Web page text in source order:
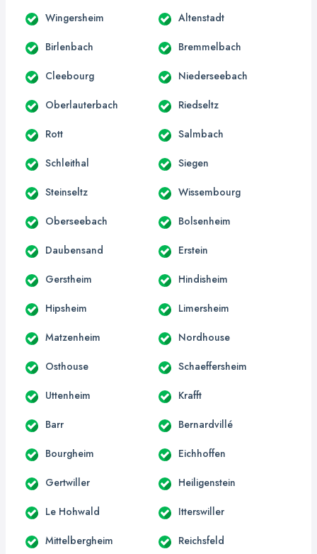
Wingersheim Altenstadt
Birlenbach Bremmelbach
Cleebourg Niederseebach
Oberlauterbach Riedseltz
Rott Salmbach
Schleithal Siegen
Steinseltz Wissembourg
Oberseebach Bolsenheim
Daubensand Erstein
Gerstheim Hindisheim
Hipsheim Limersheim
Matzenheim Nordhouse
Osthouse Schaeffersheim
Uttenheim Krafft
Barr Bernardvillé
Bourgheim Eichhoffen
Gertwiller Heiligenstein
Le Hohwald Itterswiller
Mittelbergheim Reichsfeld